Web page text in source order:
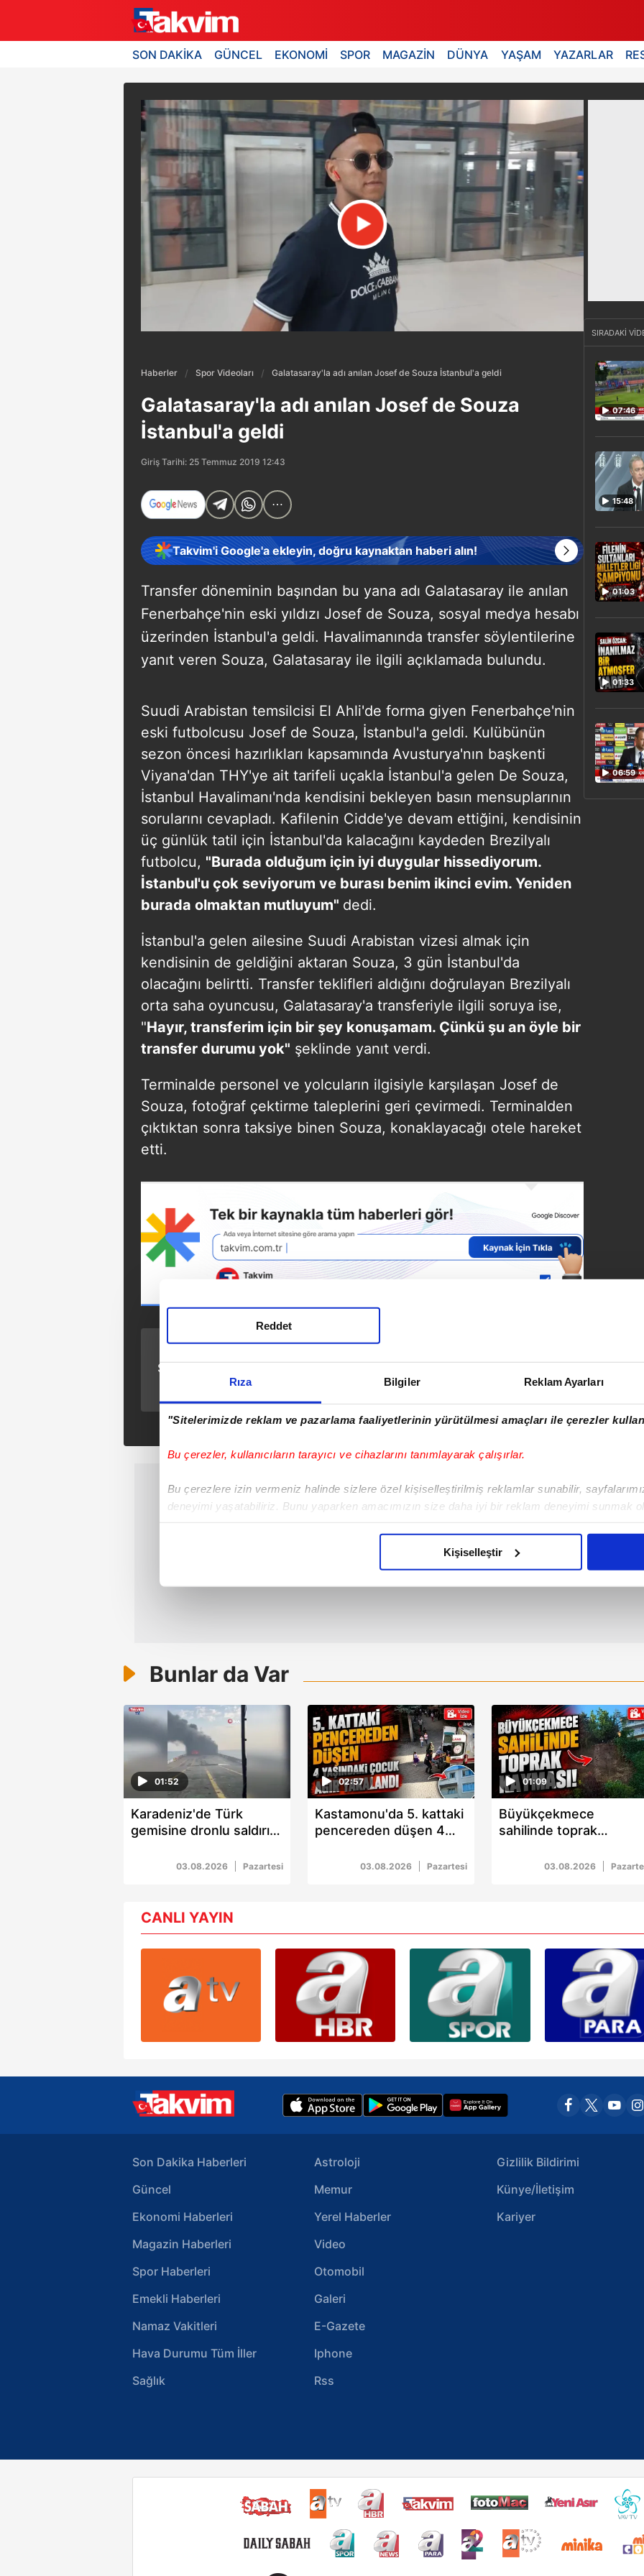
Rıza Bilgiler Reklam Ayarları
"Sitelerimizde reklam ve pazarlama faaliyetlerinin yürütülmesi amaçları ile çerezler
Bu çerezler, kullanıcıların tarayıcı ve cihazlarını tanımlayarak çalışırlar.
Bu çerezlere izin vermeniz halinde sizlere özel kişiselleştirilmiş reklamlar sunabilir,
deneyimi yaşatabiliriz. Bunu yaparken amacımızın size daha iyi bir reklam deneyimi sunmak
butonuna tıklayabilir,
Çerez Bilgilendirme Metnimiziziyaret edebilirsiniz.
6698 sayılı Kişisel Verilerin Korunması Kanunu uyarınca hazırlanmış Aydınlatma Metnimizi
mevzuata uygun olarak kullanılan çerezlerle ilgili bilgi almak için lütfentıklayınız.
Reddet
Kişiselleştir
SON DAKİKA GÜNCEL EKONOMİ SPOR MAGAZİN DÜNYA YAŞAM YAZARLAR
Haberler Spor Videoları Galatasaray'la adı anılan Josef de Souza İstanbul'a geldi
Galatasaray'la adı anılan Josef de Souza
İstanbul'a geldi
Giriş Tarihi: 25 Temmuz 2019 12:43
Takvim'i Google'a ekleyin, doğru kaynaktan haberi alın!
Transfer döneminin başından bu yana adı Galatasaray ile anılan
Fenerbahçe'nin eski yıldızı Josef de Souza, sosyal medya hesabı
üzerinden İstanbul'a geldi. Havalimanında transfer söylentilerine
yanıt veren Souza, Galatasaray ile ilgili açıklamada bulundu.
Suudi Arabistan temsilcisi El Ahli'de forma giyen Fenerbahçe'nin
eski futbolcusu Josef de Souza, İstanbul'a geldi. Kulübünün
sezon öncesi hazırlıkları kapsamında Avusturya'nın başkenti
Viyana'dan THY'ye ait tarifeli uçakla İstanbul'a gelen De Souza,
İstanbul Havalimanı'nda kendisini bekleyen basın mensuplarının
sorularını cevapladı. Kafilenin Cidde'ye devam ettiğini, kendisinin
üç günlük tatil için İstanbul'da kalacağını kaydeden Brezilyalı
futbolcu, "Burada olduğum için iyi duygular hissediyorum.
İstanbul'u çok seviyorum ve burası benim ikinci evim. Yeniden
burada olmaktan mutluyum" dedi.​
İstanbul'a gelen ailesine Suudi Arabistan vizesi almak için
kendisinin de geldiğini aktaran Souza, 3 gün İstanbul'da
olacağını belirtti. Transfer teklifleri aldığını doğrulayan Brezilyalı
orta saha oyuncusu, Galatasaray'a transferiyle ilgili soruya ise,
"Hayır, transferim için bir şey konuşamam. Çünkü şu an öyle bir
transfer durumu yok" şeklinde yanıt verdi.​
Terminalde personel ve yolcuların ilgisiyle karşılaşan Josef de
Souza, fotoğraf çektirme taleplerini geri çevirmedi. Terminalden
çıktıktan sonra taksiye binen Souza, konaklayacağı otele hareket
etti.​
Son dakika:
ÖNCEKİ HABER
Son dakika transfer
haberleri...
Mustafa Cengiz'den
transfer açıklaması!
SIRADAKİ
07:46
15:48
01:03
01:33
06:59
Bunlar da Var
01:52
Karadeniz'de Türk
gemisine dronlu saldırı:
03.08.2026 Pazartesi
02:57
Kastamonu'da 5. kattaki
pencereden düşen 4
yaralandı03.08.2026 Pazartesi
01:09
Büyükçekmece
sahilinde toprak
03.08.2026
CANLI YAYIN
Son Dakika Haberleri
Güncel
Ekonomi Haberleri
Magazin Haberleri
Spor Haberleri
Emekli Haberleri
Namaz Vakitleri
Hava Durumu Tüm İller
Sağlık
Astroloji
Memur
Yerel Haberler
Video
Otomobil
Galeri
E-Gazete
Iphone
Rss
Gizlilik Bildirimi
Künye/İletişim
Kariyer